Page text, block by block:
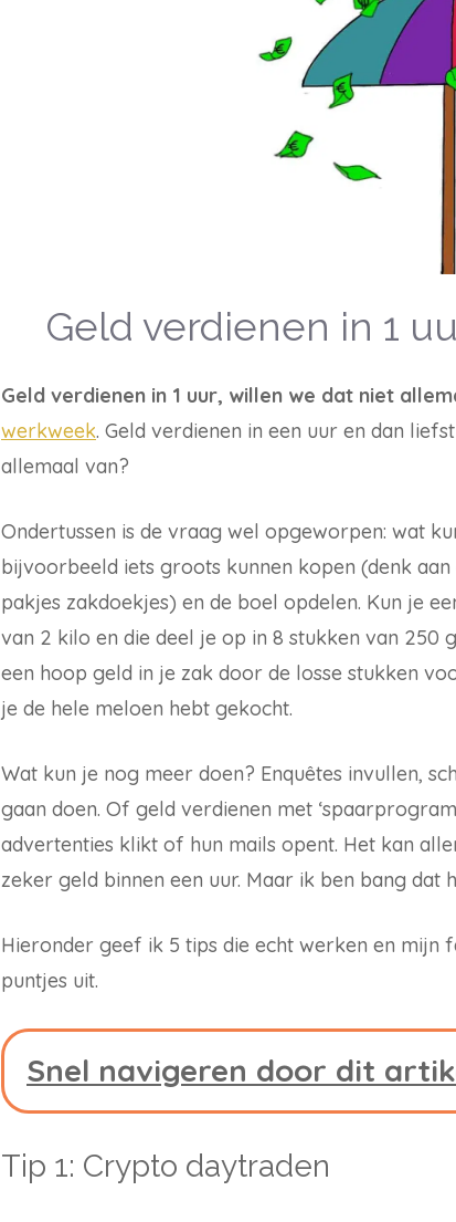
Geld verdienen in 1
Geld verdienen in 1 uur, willen we dat niet
werkweek. Geld verdienen in een uur en dan
allemaal van?
Ondertussen is de vraag wel opgeworpen: wat
bijvoorbeeld iets groots kunnen kopen (denk
pakjes zakdoekjes) en de boel opdelen. Kun je
van 2 kilo en die deel je op in 8 stukken van 250
een hoop geld in je zak door de losse stukken
je de hele meloen hebt gekocht.
Wat kun je nog meer doen? Enquêtes invullen,
gaan doen. Of geld verdienen met
advertenties klikt of hun mails opent. Het kan
zeker geld binnen een uur. Maar ik ben bang dat
Hieronder geef ik 5 tips die echt werken en mijn
puntjes uit.
Snel navigeren door dit
Tip 1: Crypto daytraden